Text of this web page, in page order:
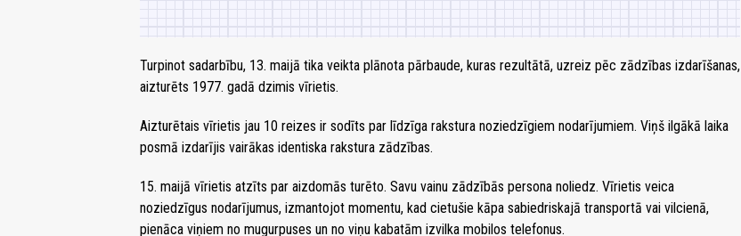
Turpinot sadarbību, 13. maijā tika veikta plānota pārbaude, kuras rezultātā, uzreiz pēc zādzības izdarīšanas,
aizturēts 1977. gadā dzimis vīrietis.
Aizturētais vīrietis jau 10 reizes ir sodīts par līdzīga rakstura noziedzīgiem nodarījumiem. Viņš ilgākā laika
posmā izdarījis vairākas identiska rakstura zādzības.
15. maijā vīrietis atzīts par aizdomās turēto. Savu vainu zādzībās persona noliedz. Vīrietis veica
noziedzīgus nodarījumus, izmantojot momentu, kad cietušie kāpa sabiedriskajā transportā vai vilcienā,
pienāca viņiem no mugurpuses un no viņu kabatām izvilka mobilos telefonus.